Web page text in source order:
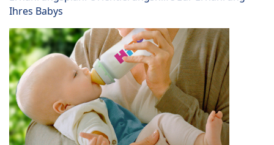
Ihres Babys